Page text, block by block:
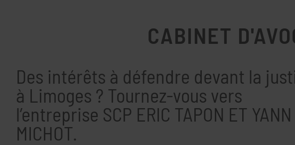
CABINET
Des intérêts à défendre devant la
à Limoges ? Tournez-vous vers
l’entreprise SCP ERIC TAPON ET YANN
MICHOT.